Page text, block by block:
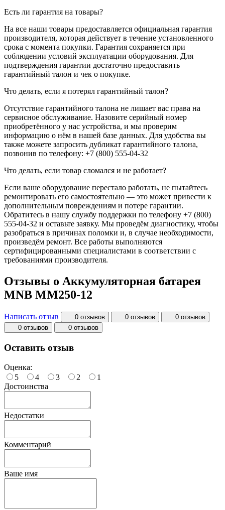
Есть ли гарантия на товары?
На все наши товары предоставляется официальная гарантия
производителя, которая действует в течение установленного
срока с момента покупки. Гарантия сохраняется при
соблюдении условий эксплуатации оборудования. Для
подтверждения гарантии достаточно предоставить
гарантийный талон и чек о покупке.
Что делать, если я потерял гарантийный талон?
Отсутствие гарантийного талона не лишает вас права на
сервисное обслуживание. Назовите серийный номер
приобретённого у нас устройства, и мы проверим
информацию о нём в нашей базе данных. Для удобства вы
также можете запросить дубликат гарантийного талона,
позвонив по телефону: +7 (800) 555-04-32
Что делать, если товар сломался и не работает?
Если ваше оборудование перестало работать, не пытайтесь
ремонтировать его самостоятельно — это может привести к
дополнительным повреждениям и потере гарантии.
Обратитесь в нашу службу поддержки по телефону +7 (800)
555-04-32 и оставьте заявку. Мы проведём диагностику, чтобы
разобраться в причинах поломки и, в случае необходимости,
произведём ремонт. Все работы выполняются
сертифицированными специалистами в соответствии с
требованиями производителя.
Отзывы о Аккумуляторная батарея
MNB MM250-12
Написать отзыв 0 отзывов 0 отзывов
0 отзывов
0 отзывов
0 отзывов
Оставить отзыв
Оценка:
5
4 3 2
1
Достоинства
Недостатки
Комментарий
Ваше имя